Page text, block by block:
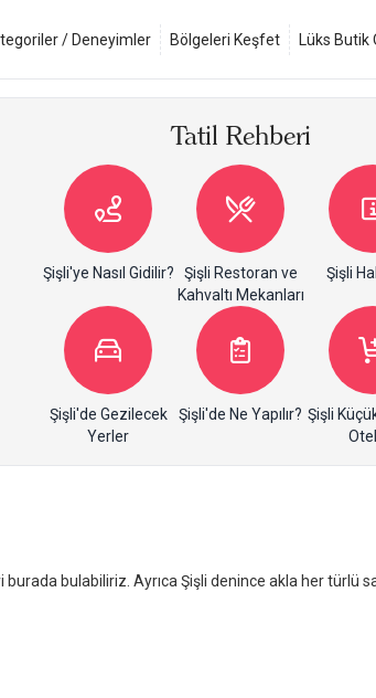
/ Deneyimler Bölgeleri Keşfet Lüks Butik
Tatil Rehberi
Şişli'ye Nasıl Gidilir?
Şişli Restoran ve
Kahvaltı Mekanları
Şişli
Şişli'de Gezilecek
Yerler
Şişli'de Ne Yapılır? Şişli
bulabiliriz. Ayrıca Şişli denince akla her türlü